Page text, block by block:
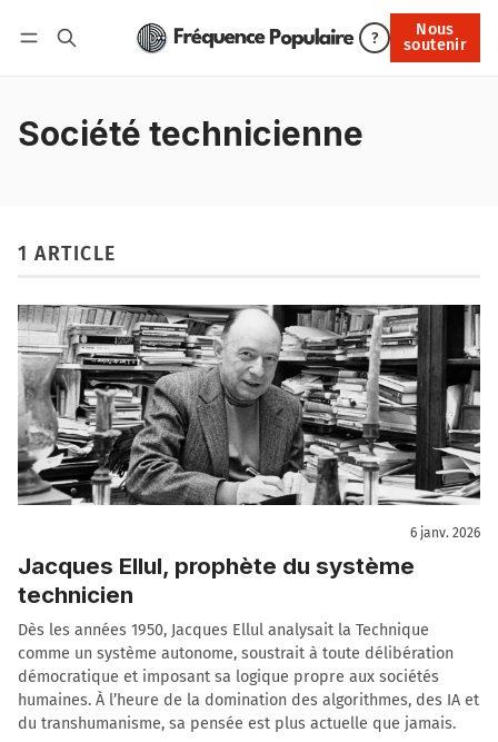
?
Nous
soutenir
Nous soutenir
Société technicienne
1 ARTICLE
6 janv. 2026
Jacques Ellul, prophète du système
technicien
Dès les années 1950, Jacques Ellul analysait la Technique
comme un système autonome, soustrait à toute délibération
démocratique et imposant sa logique propre aux sociétés
humaines. À l’heure de la domination des algorithmes, des IA et
du transhumanisme, sa pensée est plus actuelle que jamais.